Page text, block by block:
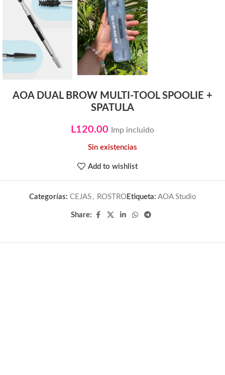
AOA DUAL BROW MULTI-TOOL SPOOLIE +
SPATULA
L120.00 Imp incluido
Sin existencias
Add to wishlist
Categorías: CEJAS , ROSTROEtiqueta: AOA Studio
Share: